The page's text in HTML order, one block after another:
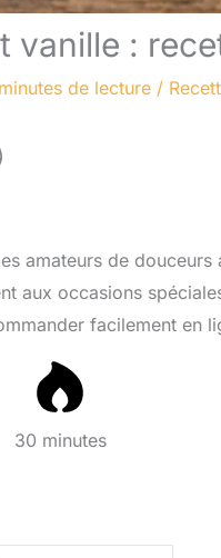
vanille :
de lecture /
amateurs de
aux occasions
facilement en
30 minutes